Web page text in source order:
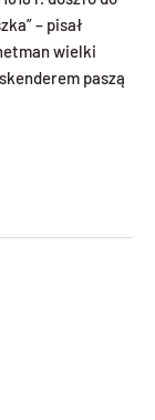
– pisał
wielki
paszą